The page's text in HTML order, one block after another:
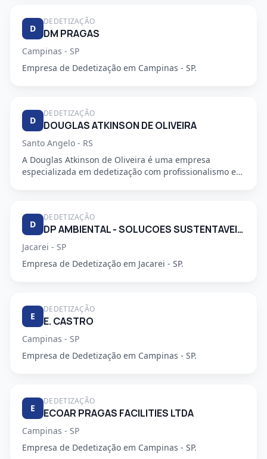
D
DEDETIZAÇÃO
DM PRAGAS
Campinas - SP
Empresa de Dedetização em Campinas - SP.
D
DEDETIZAÇÃO
DOUGLAS ATKINSON DE OLIVEIRA
Santo Angelo - RS
A Douglas Atkinson de Oliveira é uma empresa
especializada em dedetização com profissionalismo e
D
DEDETIZAÇÃO
DP AMBIENTAL - SOLUCOES SUSTENTAVEIS LTDA
Jacarei - SP
Empresa de Dedetização em Jacarei - SP.
E
DEDETIZAÇÃO
E. CASTRO
Campinas - SP
Empresa de Dedetização em Campinas - SP.
E
DEDETIZAÇÃO
ECOAR PRAGAS FACILITIES LTDA
Campinas - SP
Empresa de Dedetização em Campinas - SP.